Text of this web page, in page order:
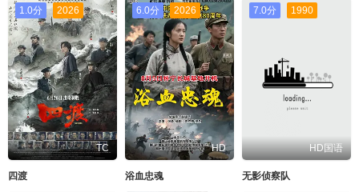
1.0分 2026
TC
四渡
6.0分 2026
HD
浴血忠魂
7.0分 1990
HD国语
无影侦察队